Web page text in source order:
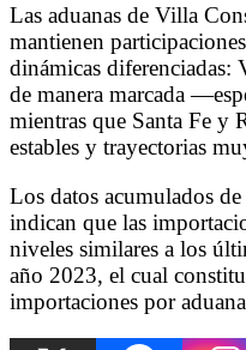
Las aduanas de Villa
mantienen
dinámicas diferenciadas:
de manera marcada
mientras que Santa Fe y
estables y trayectorias
Los datos acumulados
indican que las
niveles similares a los
año 2023, el cual
importaciones por